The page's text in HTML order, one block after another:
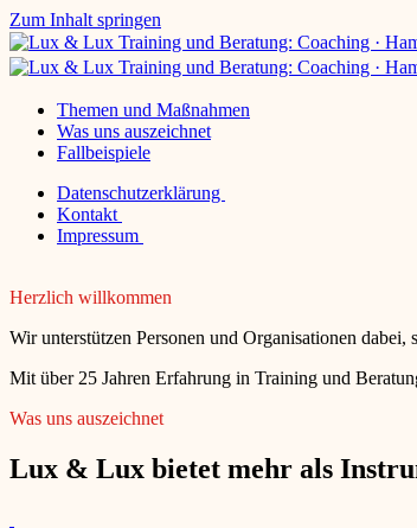
Zum Inhalt springen
Themen und Maßnahmen
Was uns auszeichnet
Fallbeispiele
Datenschutzerklärung
Kontakt
Impressum
Herzlich willkommen
Wir unterstützen Personen und Organisationen
Mit über 25 Jahren Erfahrung in Training und
Was uns auszeichnet
Lux & Lux bietet mehr als